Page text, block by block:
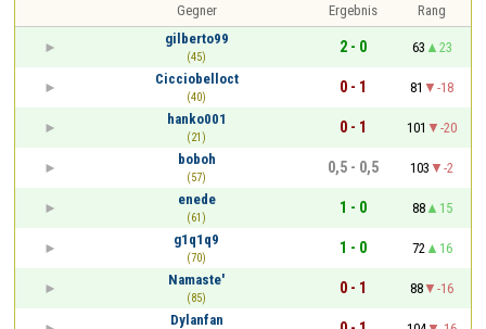
Gegner Ergebnis
Rang
gilberto99
(45)
2 - 0 63
23
Cicciobelloct
(40)
0 - 1 81
-18
hanko001
(21)
0 - 1 101
-20
boboh
(57)
0,5 - 0,5 103
-2
enede
(61)
1 - 0 88
15
g1q1q9
(70)
1 - 0 72
16
Namaste'
(85)
0 - 1 88
-16
Dylanfan